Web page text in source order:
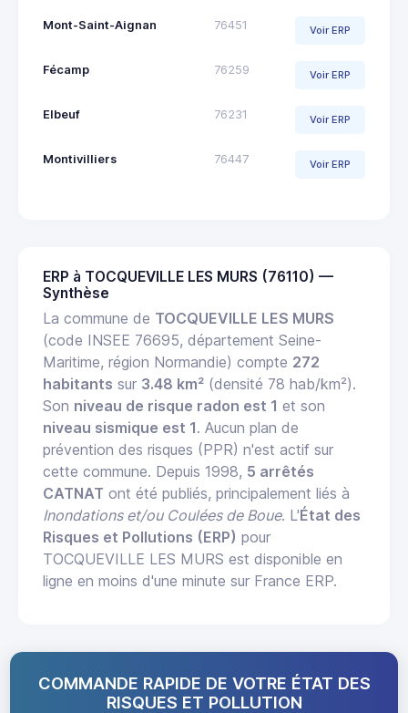
Mont-Saint-Aignan 76451 Voir ERP
Fécamp 76259 Voir ERP
Elbeuf 76231 Voir ERP
Montivilliers 76447 Voir ERP
ERP à TOCQUEVILLE LES MURS (76110) —
Synthèse
La commune de TOCQUEVILLE LES MURS
(code INSEE 76695, département Seine-
Maritime, région Normandie) compte 272
habitants sur 3.48 km² (densité 78 hab/km²).
Son niveau de risque radon est 1 et son
niveau sismique est 1. Aucun plan de
prévention des risques (PPR) n'est actif sur
cette commune. Depuis 1998, 5 arrêtés
CATNAT ont été publiés, principalement liés à
Inondations et/ou Coulées de Boue. L'État des
Risques et Pollutions (ERP) pour
TOCQUEVILLE LES MURS est disponible en
ligne en moins d'une minute sur France ERP.
COMMANDE RAPIDE DE VOTRE ÉTAT DES
RISQUES ET POLLUTION